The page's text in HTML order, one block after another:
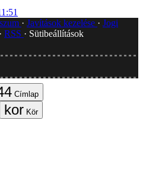
Javítások kezelése
Jogi
RSS
Sütibeállítások
Címlap
Kör